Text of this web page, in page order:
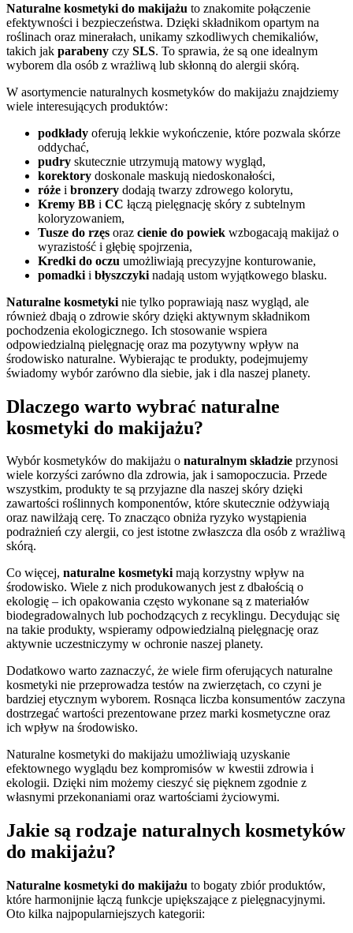
Naturalne kosmetyki do makijażu to znakomite połączenie
efektywności i bezpieczeństwa. Dzięki składnikom opartym na
roślinach oraz minerałach, unikamy szkodliwych chemikaliów,
takich jak parabeny czy SLS. To sprawia, że są one idealnym
wyborem dla osób z wrażliwą lub skłonną do alergii skórą.
W asortymencie naturalnych kosmetyków do makijażu znajdziemy
wiele interesujących produktów:
podkłady oferują lekkie wykończenie, które pozwala skórze
oddychać,
pudry skutecznie utrzymują matowy wygląd,
korektory doskonale maskują niedoskonałości,
róże i bronzery dodają twarzy zdrowego kolorytu,
Kremy BB i CC łączą pielęgnację skóry z subtelnym
koloryzowaniem,
Tusze do rzęs oraz cienie do powiek wzbogacają makijaż o
wyrazistość i głębię spojrzenia,
Kredki do oczu umożliwiają precyzyjne konturowanie,
pomadki i błyszczyki nadają ustom wyjątkowego blasku.
Naturalne kosmetyki nie tylko poprawiają nasz wygląd, ale
również dbają o zdrowie skóry dzięki aktywnym składnikom
pochodzenia ekologicznego. Ich stosowanie wspiera
odpowiedzialną pielęgnację oraz ma pozytywny wpływ na
środowisko naturalne. Wybierając te produkty, podejmujemy
świadomy wybór zarówno dla siebie, jak i dla naszej planety.
Dlaczego warto wybrać naturalne
kosmetyki do makijażu?
Wybór kosmetyków do makijażu o naturalnym składzie przynosi
wiele korzyści zarówno dla zdrowia, jak i samopoczucia. Przede
wszystkim, produkty te są przyjazne dla naszej skóry dzięki
zawartości roślinnych komponentów, które skutecznie odżywiają
oraz nawilżają cerę. To znacząco obniża ryzyko wystąpienia
podrażnień czy alergii, co jest istotne zwłaszcza dla osób z wrażliwą
skórą.
Co więcej, naturalne kosmetykimają korzystny wpływ na
środowisko. Wiele z nich produkowanych jest z dbałością o
ekologię – ich opakowania często wykonane są z materiałów
biodegradowalnych lub pochodzących z recyklingu. Decydując się
na takie produkty, wspieramy odpowiedzialną pielęgnację oraz
aktywnie uczestniczymy w ochronie naszej planety.
Dodatkowo warto zaznaczyć, że wiele firm oferujących naturalne
kosmetyki nie przeprowadza testów na zwierzętach, co czyni je
bardziej etycznym wyborem. Rosnąca liczba konsumentów zaczyna
dostrzegać wartości prezentowane przez marki kosmetyczne oraz
ich wpływ na środowisko.
Naturalne kosmetyki do makijażu umożliwiają uzyskanie
efektownego wyglądu bez kompromisów w kwestii zdrowia i
ekologii. Dzięki nim możemy cieszyć się pięknem zgodnie z
własnymi przekonaniami oraz wartościami życiowymi.
Jakie są rodzaje naturalnych kosmetyków
do makijażu?
Naturalne kosmetyki do makijażu to bogaty zbiór produktów,
które harmonijnie łączą funkcje upiększające z pielęgnacyjnymi.
Oto kilka najpopularniejszych kategorii: